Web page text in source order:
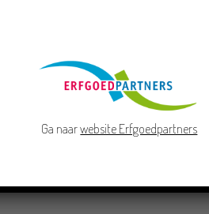
Vierhuizen; boerderij Westerhalm.
volgt! Houd de website
Groninger literatuur Ingeborg Nienhuis
Ga naarwebsite Erfgoedpartners